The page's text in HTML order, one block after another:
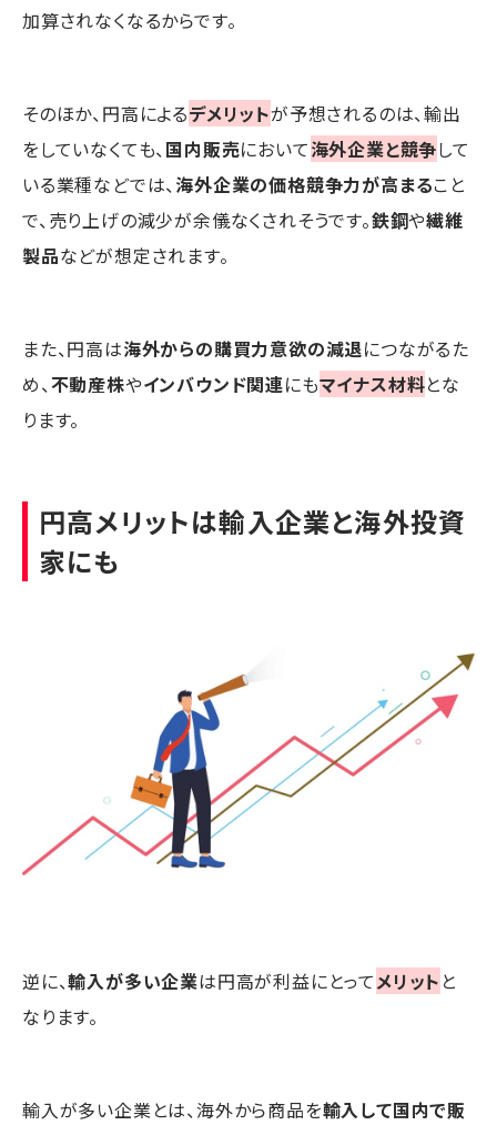
加算されなくなるからです。
そのほか、円高によるデメリットが予想されるのは、輸出
をしていなくても、国内販売において海外企業と競争して
いる業種などでは、海外企業の価格競争力が高まること
で、売り上げの減少が余儀なくされそうです。鉄鋼や繊維
製品などが想定されます。
また、円高は海外からの購買力意欲の減退につながるた
め、不動産株やインバウンド関連にもマイナス材料とな
ります。
円高メリットは輸入企業と海外投資
家にも
逆に、輸入が多い企業は円高が利益にとってメリット と
なります。
輸入が多い企業とは、海外から商品を輸入して国内で販